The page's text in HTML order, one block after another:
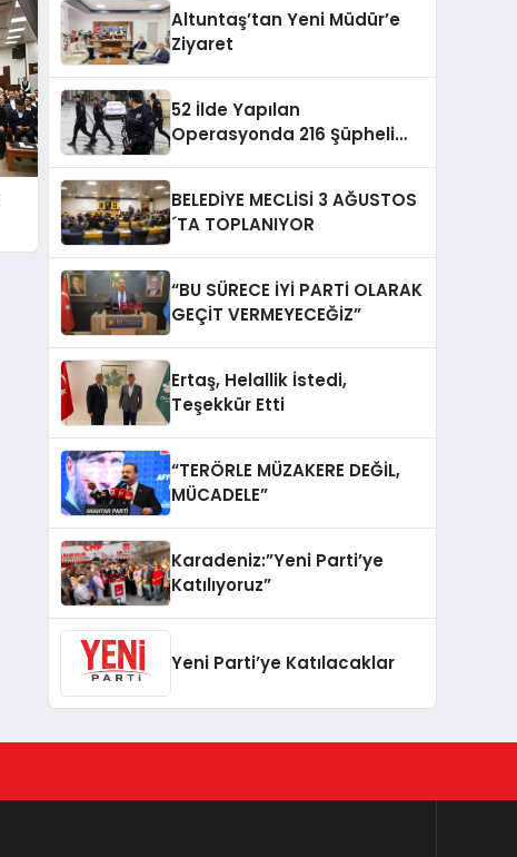
Altuntaş’tan Yeni Müdür’e
Ziyaret
52 İlde Yapılan
Operasyonda 216 Şüpheli
BELEDİYE MECLİSİ 3 AĞUSTOS
´TA TOPLANIYOR
“BU SÜRECE İYİ PARTİ OLARAK
GEÇİT VERMEYECEĞİZ”
Ertaş, Helallik İstedi,
Teşekkür Etti
“TERÖRLE MÜZAKERE DEĞİL,
MÜCADELE”
Karadeniz:”Yeni Parti’ye
Katılıyoruz”
Yeni Parti’ye Katılacaklar